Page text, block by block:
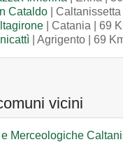
Cataldo |
| Catania | 69
| Agrigento | 69
vicini
Merceologiche